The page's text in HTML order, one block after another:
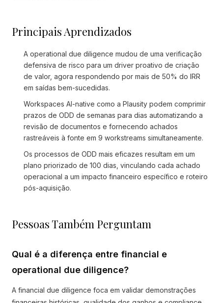
Principais Aprendizados
A operational due diligence mudou de uma verificação
defensiva de risco para um driver proativo de criação
de valor, agora respondendo por mais de 50% do IRR
em saídas bem-sucedidas.
Workspaces AI-native como a Plausity podem comprimir
prazos de ODD de semanas para dias automatizando a
revisão de documentos e fornecendo achados
rastreáveis à fonte em 9 workstreams simultaneamente.
Os processos de ODD mais eficazes resultam em um
plano priorizado de 100 dias, vinculando cada achado
operacional a um impacto financeiro específico e roteiro
pós-aquisição.
Pessoas Também Perguntam
Qual é a diferença entre financial e
operational due diligence?
A financial due diligence foca em validar demonstrações